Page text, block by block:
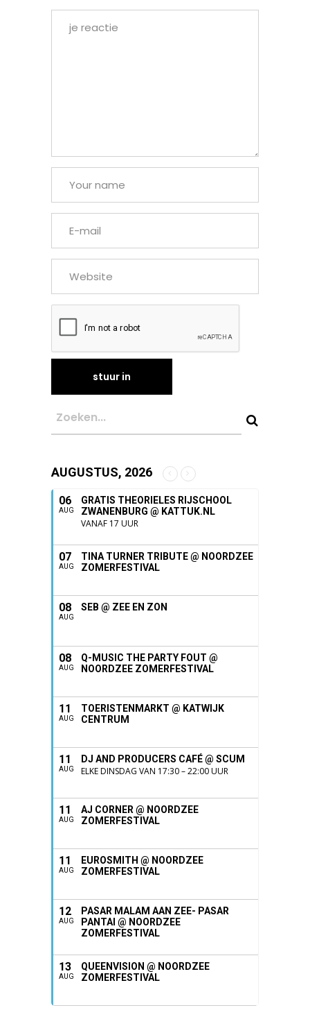
AUGUSTUS, 2026
06
AUG
GRATIS THEORIELES RIJSCHOOL
ZWANENBURG @ KATTUK.NL
VANAF 17 UUR
07
AUG
TINA TURNER TRIBUTE @ NOORDZEE
ZOMERFESTIVAL
08
AUG
SEB @ ZEE EN ZON
08
AUG
Q-MUSIC THE PARTY FOUT @
NOORDZEE ZOMERFESTIVAL
11
AUG
TOERISTENMARKT @ KATWIJK
CENTRUM
11
AUG
DJ AND PRODUCERS CAFÉ @ SCUM
ELKE DINSDAG VAN 17:30 – 22:00 UUR
11
AUG
AJ CORNER @ NOORDZEE
ZOMERFESTIVAL
11
AUG
EUROSMITH @ NOORDZEE
ZOMERFESTIVAL
12
AUG
PASAR MALAM AAN ZEE- PASAR
PANTAI @ NOORDZEE
ZOMERFESTIVAL
13
AUG
QUEENVISION @ NOORDZEE
ZOMERFESTIVAL